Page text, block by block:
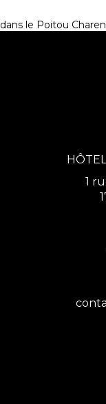
dans le Poitou
1